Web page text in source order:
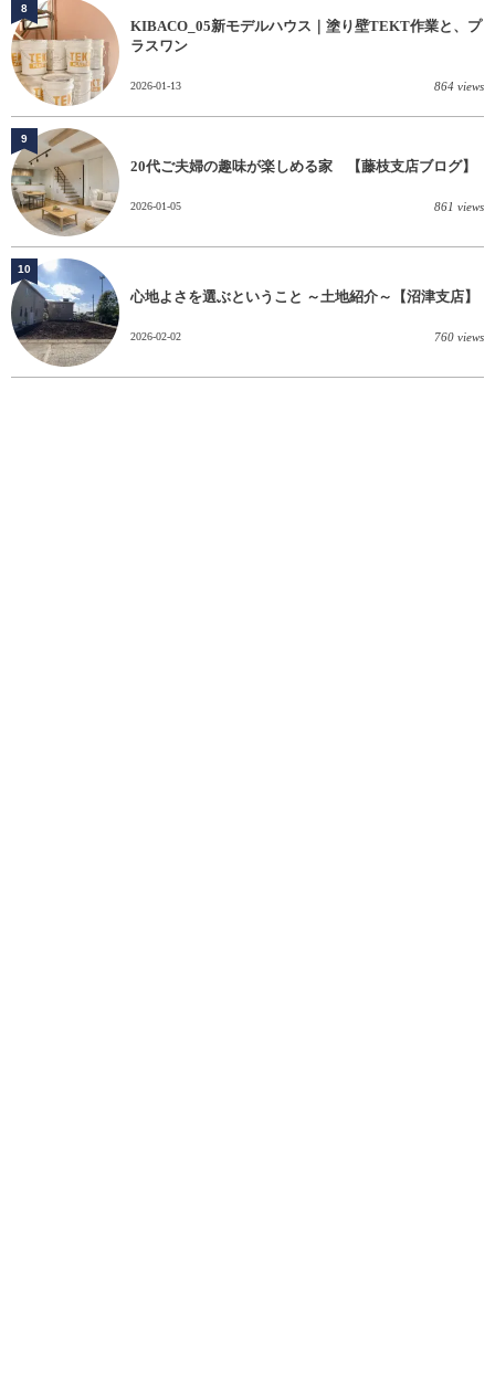
KIBACO_05新モデルハウス｜塗り壁TEKT作業と、プ
ラスワン
2026-01-13 864 views
8
20代ご夫婦の趣味が楽しめる家 【藤枝支店ブログ】
2026-01-05 861 views
9
心地よさを選ぶということ ～土地紹介～【沼津支店】
2026-02-02 760 views
10